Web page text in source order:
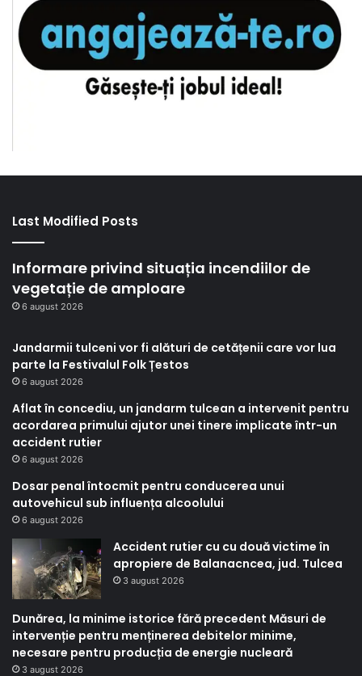
Last Modified Posts
Informare privind situația incendiilor de
vegetație de amploare
6 august 2026
Jandarmii tulceni vor fi alături de cetățenii care vor lua
parte la Festivalul Folk Țestos
6 august 2026
Aflat în concediu, un jandarm tulcean a intervenit pentru
acordarea primului ajutor unei tinere implicate într-un
accident rutier
6 august 2026
Dosar penal întocmit pentru conducerea unui
autovehicul sub influența alcoolului
6 august 2026
Accident rutier cu cu două victime în
apropiere de Balanacncea, jud. Tulcea
3 august 2026
Dunărea, la minime istorice fără precedent Măsuri de
intervenție pentru menținerea debitelor minime,
necesare pentru producția de energie nucleară
3 august 2026